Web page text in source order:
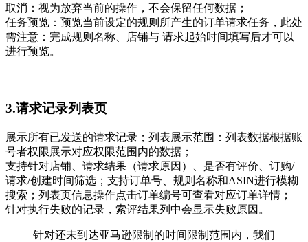
取消：视为放弃当前的操作，不会保留任何数据；
任务预览：预览当前设定的规则所产生的订单请求任务，此处
需注意：完成规则名称、店铺与 请求起始时间填写后才可以
进行预览。
3.请求记录列表页
展示所有已发送的请求记录；列表展示范围：列表数据根据账
号者权限展示对应权限范围内的数据；
支持针对店铺、请求结果（请求原因）、是否有评价、订购/
请求/创建时间筛选；支持订单号、规则名称和ASIN进行模糊
搜索；列表页信息操作点击订单编号可查看对应订单详情；
针对执行失败的记录，索评结果列中会显示失败原因。
针对还未到达亚马逊限制的时间限制范围内，我们